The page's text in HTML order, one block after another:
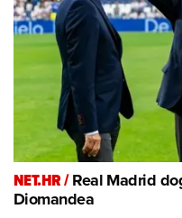
NET.HR /Real Madrid
Diomandea